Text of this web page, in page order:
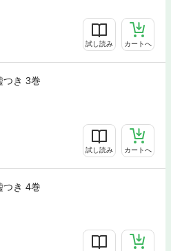
試し読み カートへ
つき 3巻
試し読み カートへ
つき 4巻